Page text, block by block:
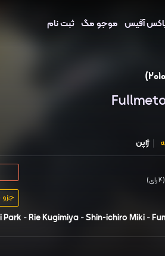
آفیس موجو مگ ثبت نام
ژاپن
جزو ۲۵۰ سریال برتر IMDb
(4 رای)
Park-Rie Kugimiya-Shin-ichiro Miki-